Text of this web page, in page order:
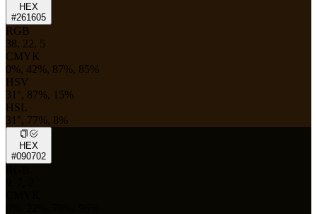
HEX
#261605
RGB
38, 22, 5
CMYK
0%, 42%, 87%, 85%
HSV
31°, 87%, 15%
HSL
31°, 77%, 8%
HEX
#090702